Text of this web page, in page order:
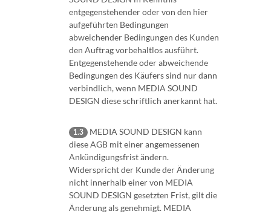
entgegenstehender oder von den hier
aufgeführten Bedingungen
abweichender Bedingungen des Kunden
den Auftrag vorbehaltlos ausführt.
Entgegenstehende oder abweichende
Bedingungen des Käufers sind nur dann
verbindlich, wenn MEDIA SOUND
DESIGN diese schriftlich anerkannt hat.
1.3
MEDIA SOUND DESIGN kann
diese AGB mit einer angemessenen
Ankündigungsfrist ändern.
Widerspricht der Kunde der Änderung
nicht innerhalb einer von MEDIA
SOUND DESIGN gesetzten Frist, gilt die
Änderung als genehmigt. MEDIA